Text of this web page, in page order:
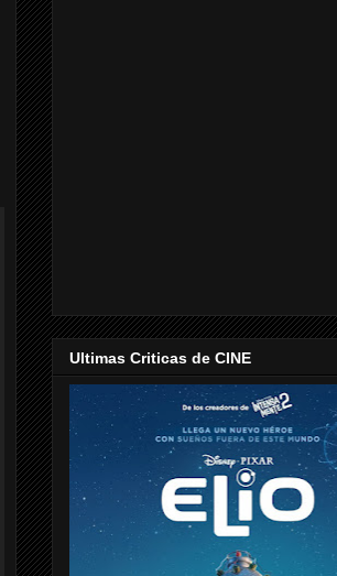
Ultimas Criticas de CINE